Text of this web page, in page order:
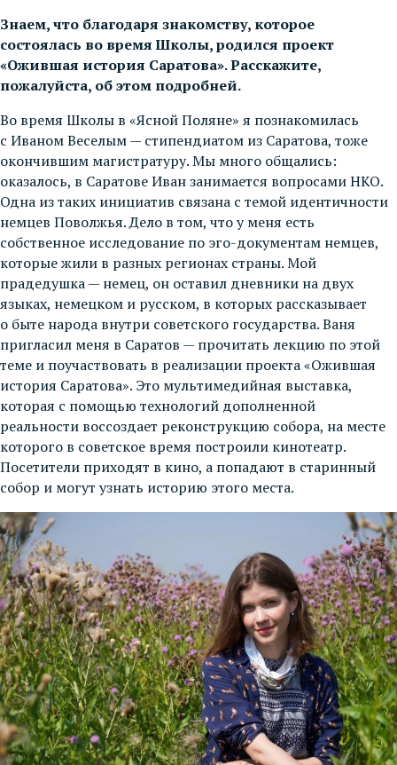
Знаем, что благодаря знакомству, которое
состоялась во время Школы, родился проект
«Ожившая история Саратова». Расскажите,
пожалуйста, об этом подробней.
Во время Школы в «Ясной Поляне» я познакомилась
с Иваном Веселым — стипендиатом из Саратова, тоже
окончившим магистратуру. Мы много общались:
оказалось, в Саратове Иван занимается вопросами НКО.
Одна из таких инициатив связана с темой идентичности
немцев Поволжья. Дело в том, что у меня есть
собственное исследование по эго-документам немцев,
которые жили в разных регионах страны. Мой
прадедушка — немец, он оставил дневники на двух
языках, немецком и русском, в которых рассказывает
о быте народа внутри советского государства. Ваня
пригласил меня в Саратов — прочитать лекцию по этой
теме и поучаствовать в реализации проекта «Ожившая
история Саратова». Это мультимедийная выставка,
которая с помощью технологий дополненной
реальности воссоздает реконструкцию собора, на месте
которого в советское время построили кинотеатр.
Посетители приходят в кино, а попадают в старинный
собор и могут узнать историю этого места.